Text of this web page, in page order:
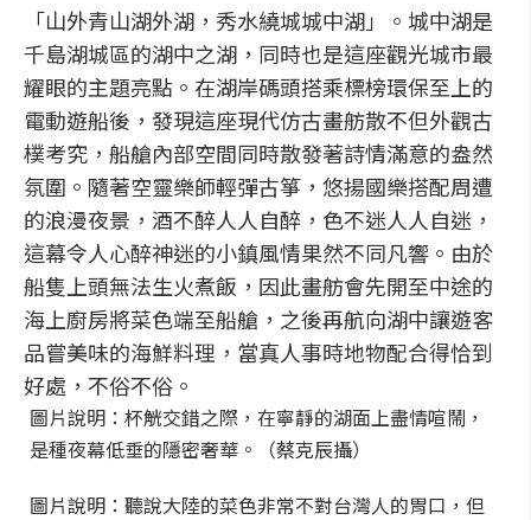
「山外青山湖外湖，秀水繞城城中湖」。城中湖是
千島湖城區的湖中之湖，同時也是這座觀光城市最
耀眼的主題亮點。在湖岸碼頭搭乘標榜環保至上的
電動遊船後，發現這座現代仿古畫舫散不但外觀古
樸考究，船艙內部空間同時散發著詩情滿意的盎然
氛圍。隨著空靈樂師輕彈古箏，悠揚國樂搭配周遭
的浪漫夜景，酒不醉人人自醉，色不迷人人自迷，
這幕令人心醉神迷的小鎮風情果然不同凡響。由於
船隻上頭無法生火煮飯，因此畫舫會先開至中途的
海上廚房將菜色端至船艙，之後再航向湖中讓遊客
品嘗美味的海鮮料理，當真人事時地物配合得恰到
好處，不俗不俗。
圖片說明：杯觥交錯之際，在寧靜的湖面上盡情喧鬧，
是種夜幕低垂的隱密奢華。（蔡克辰攝）
圖片說明：聽說大陸的菜色非常不對台灣人的胃口，但